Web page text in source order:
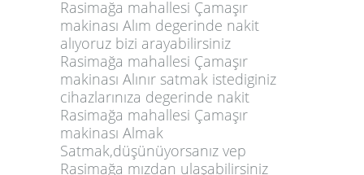
Rasimağa mahallesi Çamaşır
makinası Alım degerinde nakit
alıyoruz bizi arayabilirsiniz
Rasimağa mahallesi Çamaşır
makinası Alınır satmak istediginiz
cihazlarınıza degerinde nakit
Rasimağa mahallesi Çamaşır
makinası Almak
Satmak,düşünüyorsanız vep
Rasimağa mızdan ulaşabilirsiniz